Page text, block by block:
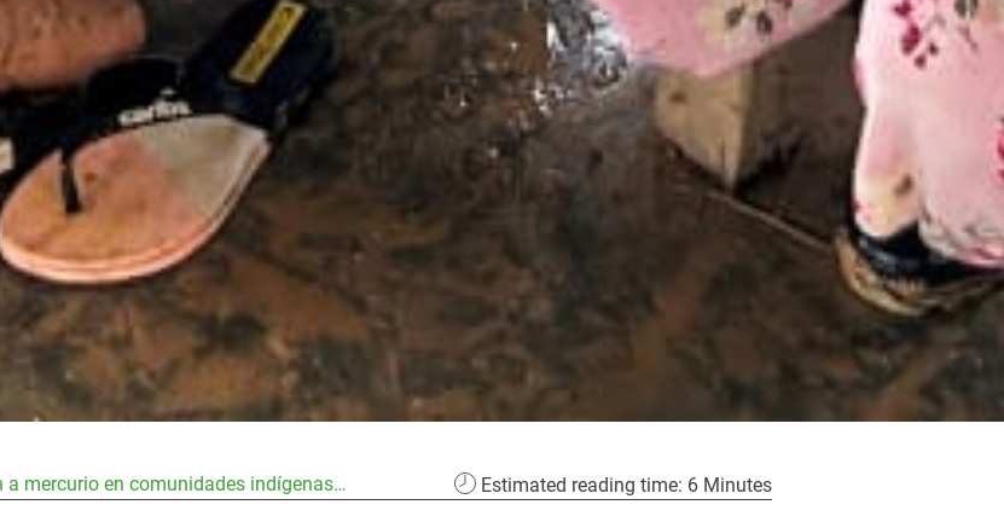
mercurio en comunidades indígenas… Estimated reading time: 6 Minutes